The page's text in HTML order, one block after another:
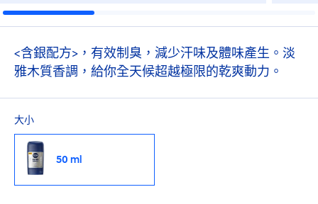
<含銀配方>，有效制臭，減少汗味及體味產生。淡
雅木質香調，給你全天候超越極限的乾爽動力。
大小
50 ml